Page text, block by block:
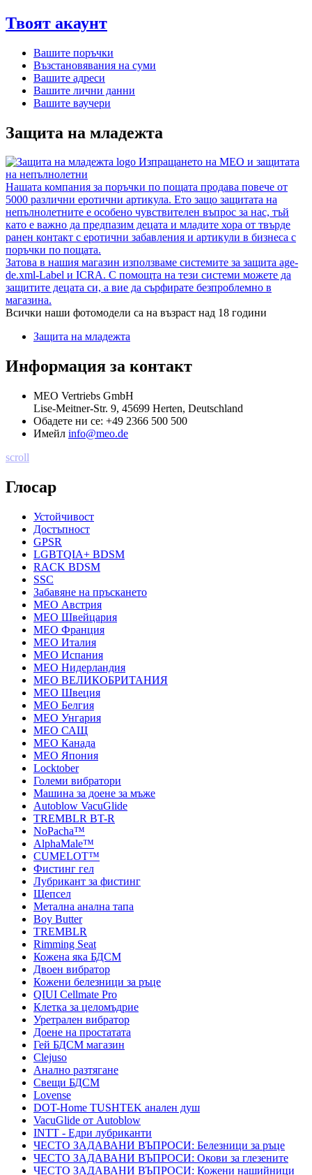
Твоят акаунт
Вашите поръчки
Възстановявания на суми
Вашите адреси
Вашите лични данни
Вашите ваучери
Защита на младежта
Изпращането на MEO и защитата
на непълнолетни
Нашата компания за поръчки по пощата продава повече от
5000 различни еротични артикула. Ето защо защитата на
непълнолетните е особено чувствителен въпрос за нас, тъй
като е важно да предпазим децата и младите хора от твърде
ранен контакт с еротични забавления и артикули в бизнеса с
поръчки по пощата.
Затова в нашия магазин използваме системите за защита age-
de.xml-Label и ICRA. С помощта на тези системи можете да
защитите децата си, а вие да сърфирате безпроблемно в
магазина.
Всички наши фотомодели са на възраст над 18 години
Защита на младежта
Информация за контакт
MEO Vertriebs GmbH
Lise-Meitner-Str. 9, 45699 Herten, Deutschland
Обадете ни се: +49 2366 500 500
Имейл info@meo.de
scroll
Глосар
Устойчивост
Достъпност
GPSR
LGBTQIA+ BDSM
RACK BDSM
SSC
Забавяне на пръскането
MEO Австрия
MEO Швейцария
MEO Франция
MEO Италия
MEO Испания
MEO Нидерландия
MEO ВЕЛИКОБРИТАНИЯ
MEO Швеция
MEO Белгия
MEO Унгария
MEO САЩ
MEO Канада
MEO Япония
Locktober
Големи вибратори
Машина за доене за мъже
Autoblow VacuGlide
TREMBLR BT-R
NoPacha™
AlphaMale™
CUMELOT™
Фистинг гел
Лубрикант за фистинг
Щепсел
Метална анална тапа
Boy Butter
TREMBLR
Rimming Seat
Кожена яка БДСМ
Двоен вибратор
Кожени белезници за ръце
QIUI Cellmate Pro
Клетка за целомъдрие
Уретрален вибратор
Доене на простатата
Гей БДСМ магазин
Clejuso
Анално разтягане
Свещи БДСМ
Lovense
DOT-Home TUSHTEK анален душ
VacuGlide от Autoblow
INTT - Едри лубриканти
ЧЕСТО ЗАДАВАНИ ВЪПРОСИ: Белезници за ръце
ЧЕСТО ЗАДАВАНИ ВЪПРОСИ: Окови за глезените
ЧЕСТО ЗАДАВАНИ ВЪПРОСИ: Кожени нашийници